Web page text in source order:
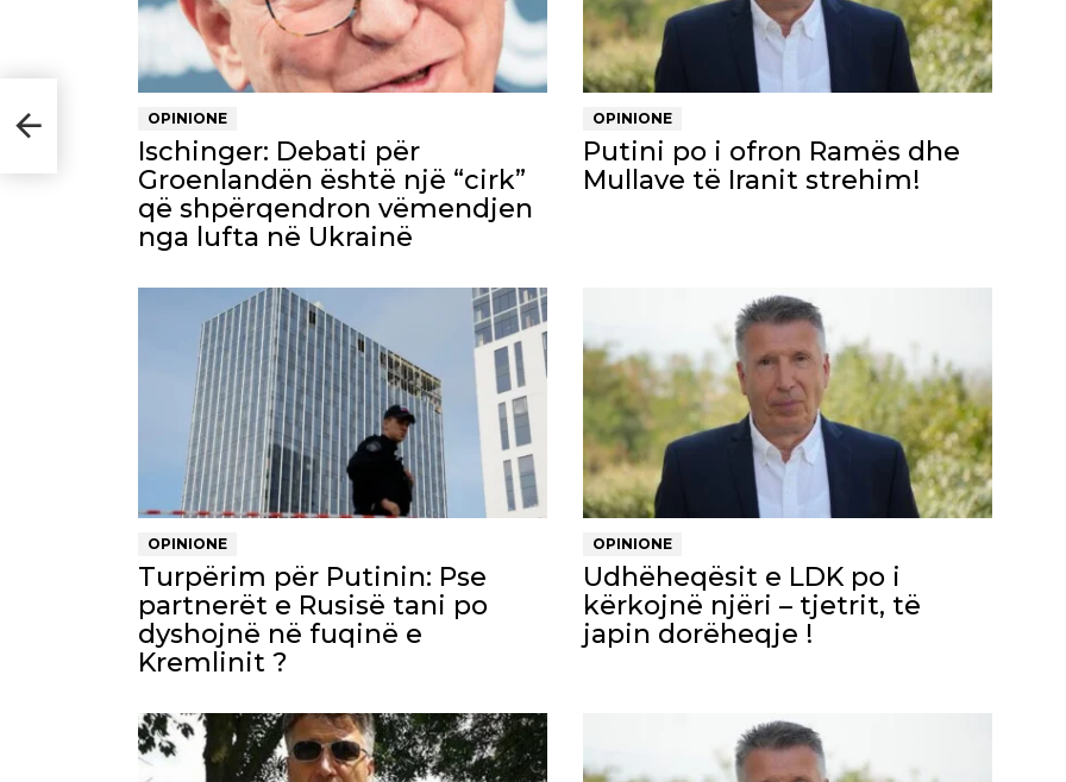
OPINIONE
Ischinger: Debati për
Groenlandën është një “cirk”
që shpërqendron vëmendjen
nga lufta në Ukrainë
OPINIONE
Putini po i ofron Ramës dhe
Mullave të Iranit strehim!
OPINIONE
Turpërim për Putinin: Pse
partnerët e Rusisë tani po
dyshojnë në fuqinë e
Kremlinit ?
OPINIONE
Udhëheqësit e LDK po i
kërkojnë njëri – tjetrit, të
japin dorëheqje !